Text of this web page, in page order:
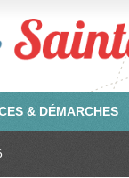
& DÉMARCHES